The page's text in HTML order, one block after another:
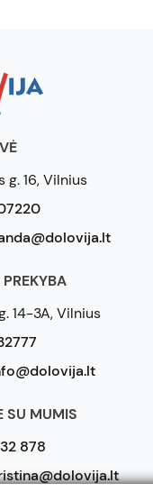
g. 16, Vilnius
14-3A, Vilnius
SU MUMIS
878